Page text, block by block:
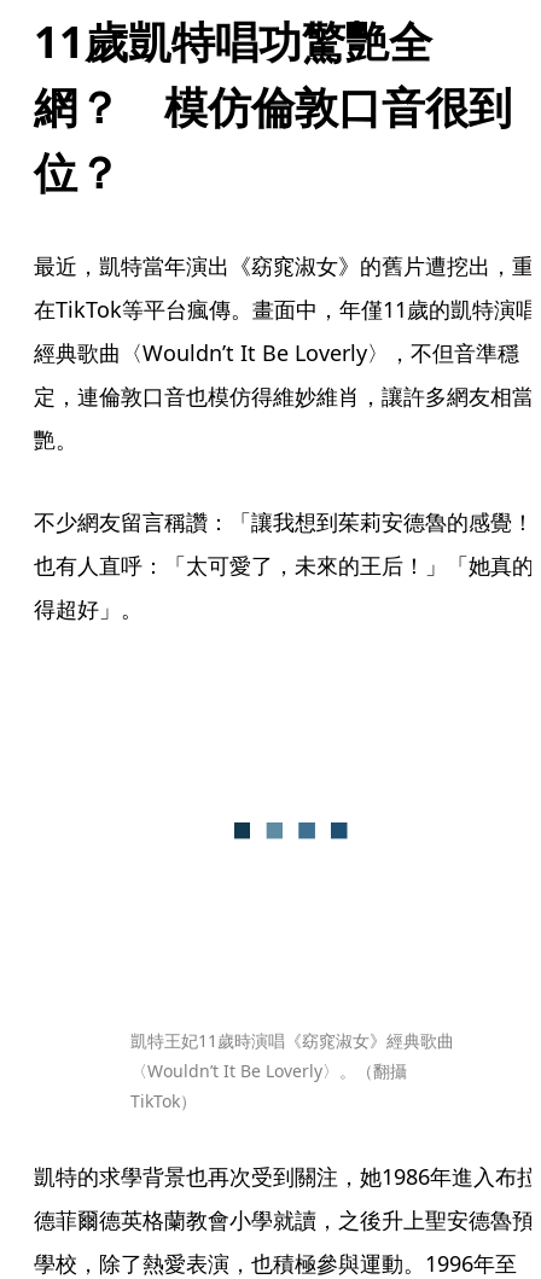
11歲凱特唱功驚艷全
網？　模仿倫敦口音很到
位？
最近，凱特當年演出《窈窕淑女》的舊片遭挖出，重
在TikTok等平台瘋傳。畫面中，年僅11歲的凱特演唱
經典歌曲〈Wouldn’t It Be Loverly〉，不但音準穩
定，連倫敦口音也模仿得維妙維肖，讓許多網友相當
艷。
不少網友留言稱讚：「讓我想到茱莉安德魯的感覺！
也有人直呼：「太可愛了，未來的王后！」「她真的
得超好」。
凱特王妃11歲時演唱《窈窕淑女》經典歌曲
〈Wouldn’t It Be Loverly〉。（翻攝
TikTok）
凱特的求學背景也再次受到關注，她1986年進入布拉
德菲爾德英格蘭教會小學就讀，之後升上聖安德魯預
學校，除了熱愛表演，也積極參與運動。1996年至